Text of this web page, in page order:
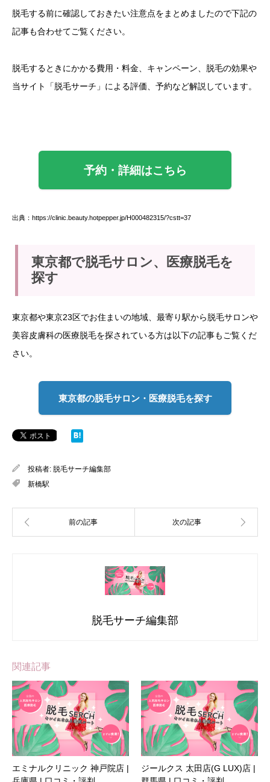
脱毛する前に確認しておきたい注意点をまとめましたので下記の
記事も合わせてご覧ください。
脱毛するときにかかる費用・料金、キャンペーン、脱毛の効果や
当サイト「脱毛サーチ」による評価、予約など解説しています。
予約・詳細はこちら
出典：https://clinic.beauty.hotpepper.jp/H000482315/?cstt=37
東京都で脱毛サロン、医療脱毛を
探す
東京都や東京23区でお住まいの地域、最寄り駅から脱毛サロンや
美容皮膚科の医療脱毛を探されている方は以下の記事もご覧くだ
さい。
東京都の脱毛サロン・医療脱毛を探す
投稿者: 脱毛サーチ編集部
新橋駅
脱毛サーチ編集部
関連記事
エミナルクリニック 神戸院店 |
ジールクス 太田店(G LUX)店 |